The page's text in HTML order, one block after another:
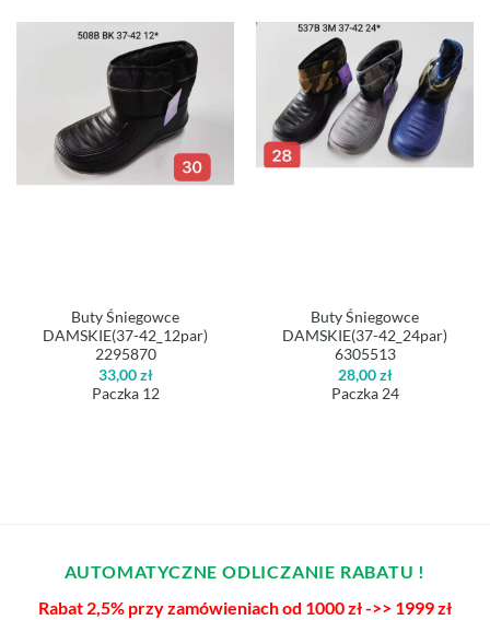
Buty Śniegowce
DAMSKIE(37-42_12par)
2295870
33,00zł
Paczka 12
Buty Śniegowce
DAMSKIE(37-42_24par)
6305513
28,00zł
Paczka 24
AUTOMATYCZNE ODLICZANIE RABATU !
Rabat 2,5% przy zamówieniach od 1000 zł ->> 1999 zł